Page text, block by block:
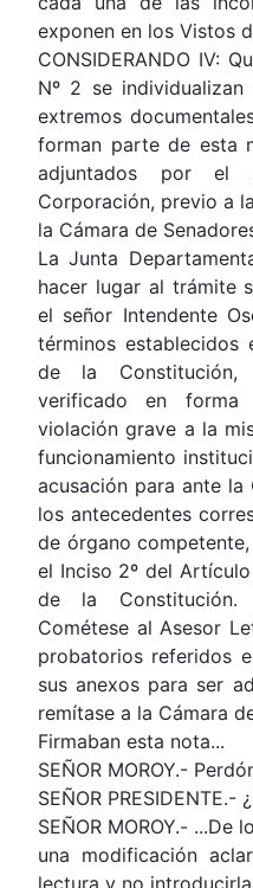
exponen en los Vistos
CONSIDERANDO IV:
Nº 2 se
extremos
forman parte de esta
adjuntados por el
Corporación, previo a
la Cámara de
La Junta
hacer lugar al trámite
el señor Intendente
términos
de la
verificado en forma
violación grave a la
funcionamiento
acusación para ante la
los antecedentes
de órgano
el Inciso 2º del
de la Constitución.
Cométese al Asesor
probatorios referidos
sus anexos para ser
remítase a la Cámara
Firmaban esta nota...
SEÑOR MOROY.-
SEÑOR PRESIDENTE.-
SEÑOR MOROY.- ...De
una modificación
lectura y no